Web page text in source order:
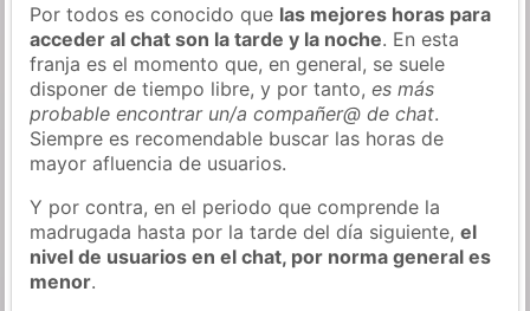
Por todos es conocido que las mejores horas para
acceder al chat son la tarde y la noche. En esta
franja es el momento que, en general, se suele
disponer de tiempo libre, y por tanto,es más
probable encontrar un/a compañer@ de chat.
Siempre es recomendable buscar las horas de
mayor afluencia de usuarios.
Y por contra, en el periodo que comprende la
madrugada hasta por la tarde del día siguiente,el
nivel de usuarios en el chat, por norma general es
menor.